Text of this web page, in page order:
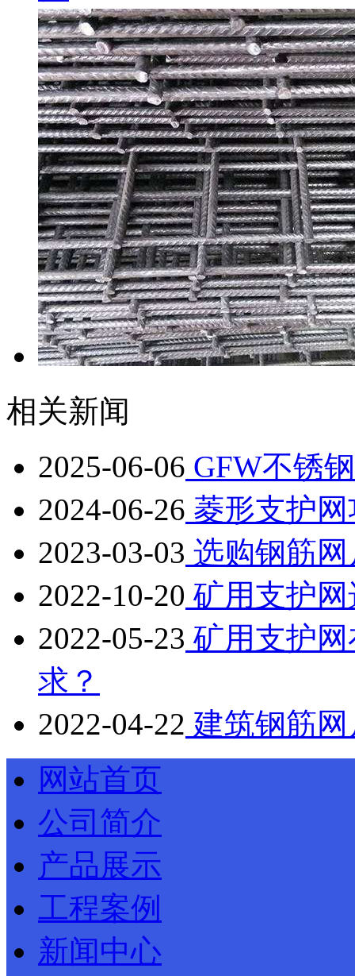
相关新闻
2025-06-06 GFW不锈
2024-06-26 菱形支护
2023-03-03 选购钢筋
2022-10-20 矿用支护
2022-05-23 矿用支护
求？
2022-04-22 建筑钢筋
网站首页
公司简介
产品展示
工程案例
新闻中心